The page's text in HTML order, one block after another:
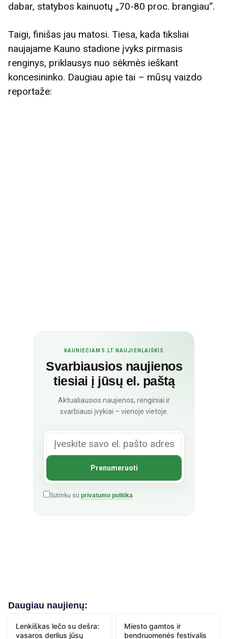
dabar, statybos kainuotų „70-80 proc. brangiau“.
Taigi, finišas jau matosi. Tiesa, kada tiksliai
naujajame Kauno stadione įvyks pirmasis
renginys, priklausys nuo sėkmės ieškant
koncesininko. Daugiau apie tai – mūsų vaizdo
reportaže:
KAUNIEČIAMS.LT NAUJIENLAIŠKIS
Svarbiausios naujienos
tiesiai į jūsų el. paštą
Aktualiausios naujienos, renginiai ir
svarbiausi įvykiai – vienoje vietoje.
Sutinku su privatumo politika
Daugiau naujienų:
Lenkiškas lečo su dešra:
vasaros derlius jūsų
Miesto gamtos ir
bendruomenės festivalis